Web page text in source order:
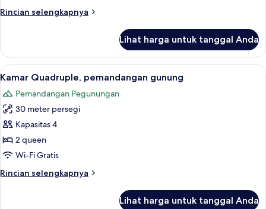
Rincian selengkapnya
Rincian
Kamar
Double
Deluks
View)
Lihat harga untuk tanggal Anda
Lihat
semua
foto
untuk
Kamar
Quadruple,
pemandangan
Kamar Quadruple, pemandangan
21
Kamar Quadruple, pemandangan gunung
Pemandangan Pegunungan
30 meter persegi
Kapasitas 4
2 queen
Wi-Fi Gratis
Rincian selengkapnya
Rincian
Lihat harga untuk tanggal Anda